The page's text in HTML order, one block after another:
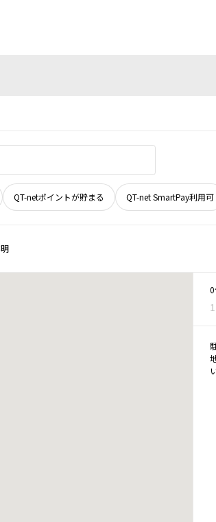
QT-netポイントが貯まる QT-net SmartPay利用可
1